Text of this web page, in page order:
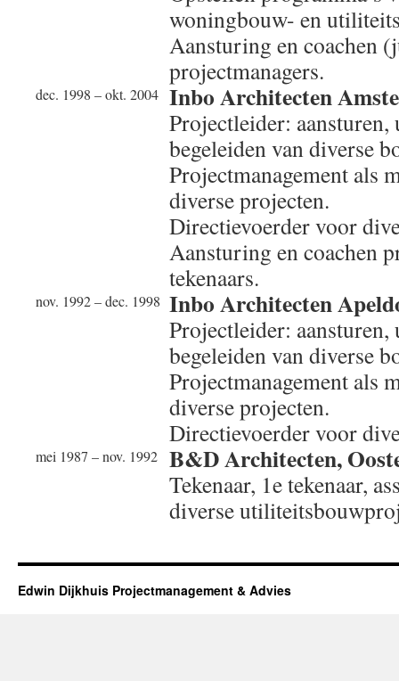
woningbouw- en
Aansturing en coachen
projectmanagers.
dec. 1998 – okt. 2004 Inbo Architecten
Projectleider: aansturen,
begeleiden van diverse
Projectmanagement als
diverse projecten.
Directievoerder voor
Aansturing en coachen
tekenaars.
nov. 1992 – dec. 1998 Inbo Architecten
Projectleider: aansturen,
begeleiden van diverse
Projectmanagement als
diverse projecten.
Directievoerder voor
mei 1987 – nov. 1992 B&D Architecten,
Tekenaar, 1e tekenaar,
diverse
Edwin Dijkhuis Projectmanagement & Advies